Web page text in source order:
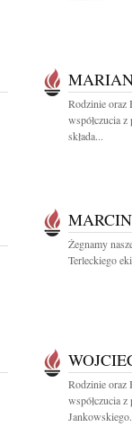
Rodzinie oraz
współczucia
składa...
Żegnamy
Terleckiego
Rodzinie oraz
współczucia